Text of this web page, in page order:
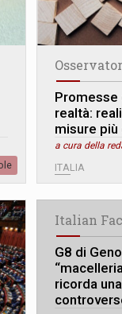
Promesse
realtà:
misure
a cura della
ITALIA
Italian
G8 di
ricorda